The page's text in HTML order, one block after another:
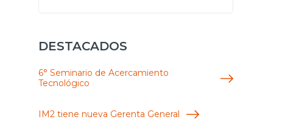
DESTACADOS
6° Seminario de Acercamiento
Tecnológico
IM2 tiene nueva Gerenta General